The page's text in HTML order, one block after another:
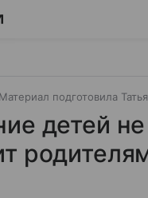
Материал подготовила
детей не